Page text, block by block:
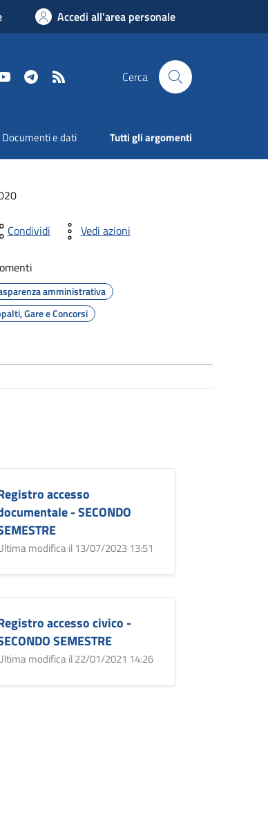
Accedi all'area personale
YouTube Telegram Cerca
Documenti e dati Tutti gli argomenti
Condividi Vedi azioni
amministrativa
Gare e Concorsi
accesso
- SECONDO
modifica il 13/07/2023 13:51
accesso civico -
SEMESTRE
modifica il 22/01/2021 14:26